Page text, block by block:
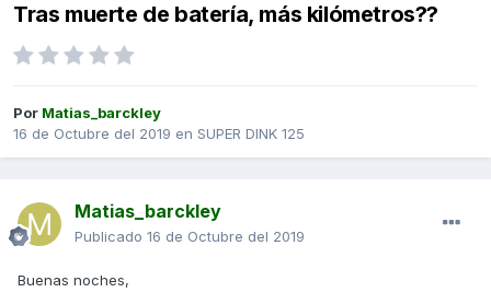
Tras muerte de batería, más kilómetros??
Por Matias_barckley
16 de Octubre del 2019 en SUPER DINK 125
Matias_barckley
Publicado 16 de Octubre del 2019
Buenas noches,